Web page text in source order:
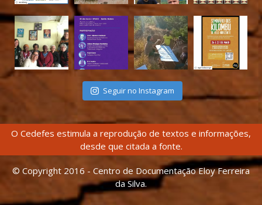
Seguir no Instagram
O Cedefes estimula a reprodução de textos e informações,
desde que citada a fonte.
© Copyright 2016 - Centro de Documentação Eloy Ferreira
da Silva.